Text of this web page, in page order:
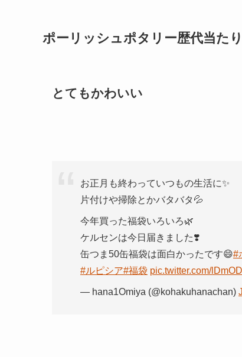
ポーリッシュポタリー歴代当た
とてもかわいい
お正月も終わっていつもの生活に✨
片付けや掃除とかバタバタ💦
今年買った福袋いろいろ🌿
ケルセンは今日届きました❣️
缶つま50缶福袋は面白かったです😄#
#ルピシア#福袋 pic.twitter.com/
— hana1Omiya (@kohakuhanachan)